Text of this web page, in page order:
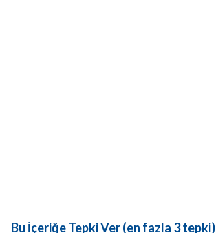
Bu İçeriğe Tepki Ver (en fazla 3 tepki)